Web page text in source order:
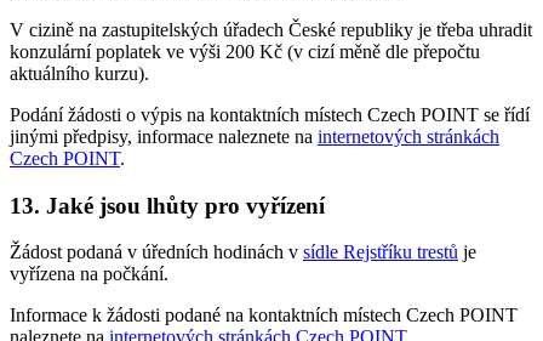
V cizině na zastupitelských úřadech České republiky je třeba uhradit
konzulární poplatek ve výši 200 Kč (v cizí měně dle přepočtu
aktuálního kurzu).
Podání žádosti o výpis na kontaktních místech Czech POINT se řídí
jinými předpisy, informace naleznete na internetových stránkách
Czech POINT.
13. Jaké jsou lhůty pro vyřízení
Žádost podaná v úředních hodinách v sídle Rejstříku trestů je
vyřízena na počkání.
Informace k žádosti podané na kontaktních místech Czech POINT